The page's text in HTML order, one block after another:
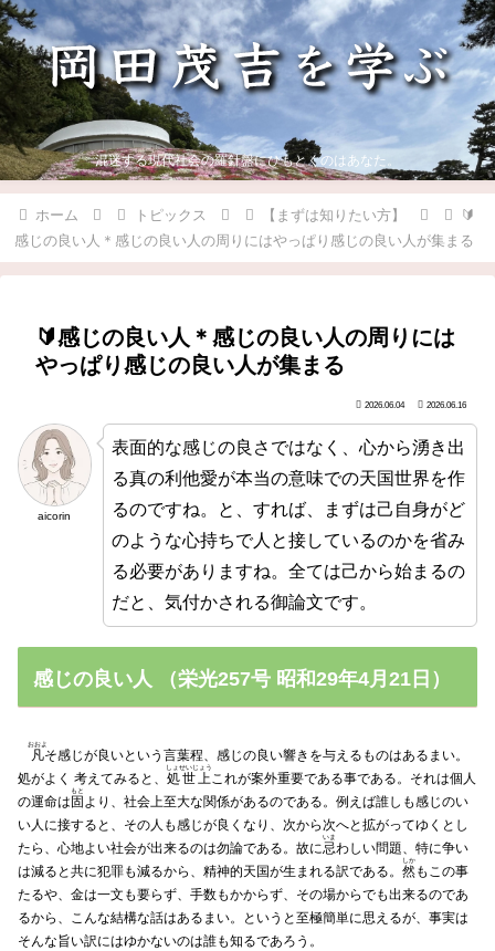
混迷する現代社会の羅針盤にひもとくのはあなた。
ホーム トピックス 【まずは知りたい方】
🔰
感じの良い人＊感じの良い人の周りにはやっぱり感じの良い人が集まる
🔰感じの良い人＊感じの良い人の周りには
やっぱり感じの良い人が集まる
2026.06.04 2026.06.16
aicorin
表面的な感じの良さではなく、心から湧き出
る真の利他愛が本当の意味での天国世界を作
るのですね。と、すれば、まずは己自身がど
のような心持ちで人と接しているのかを省み
る必要がありますね。全ては己から始まるの
だと、気付かされる御論文です。
感じの良い人 （栄光257号 昭和29年4月21日）
凡
おおよ
そ感じが良いという言葉程、感じの良い響きを与えるものはあるまい。
処がよく 考えてみると、 処世上
しょせいじょう
これが案外重要である事である。それは個人
の運命は 固
もと
より、社会上至大な関係があるのである。例えば誰しも感じのい
い人に接すると、その人も感じが良くなり、次から次へと拡がってゆくとし
たら、心地よい社会が出来るのは勿論である。故に忌
いま
わしい問題、特に争い
は減ると共に犯罪も減るから、精神的天国が生まれる訳である。 然
しか
もこの事
たるや、金は一文も要らず、手数もかからず、その場からでも出来るのであ
るから、こんな結構な話はあるまい。というと至極簡単に思えるが、事実は
そんな旨い訳にはゆかないのは誰も知るであろう。